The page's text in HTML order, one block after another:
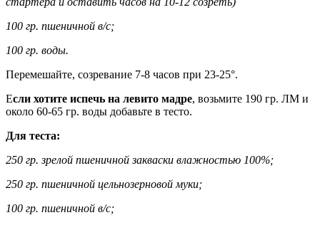
100 гр. пшеничной в/с;
100 гр. воды.
Перемешайте, созревание 7-8 часов при 23-25°.
Если хотите испечь на левито мадре, возьмите 190 гр. ЛМ и
около 60-65 гр. воды добавьте в тесто.
Для теста:
250 гр. зрелой пшеничной закваски влажностью 100%;
250 гр. пшеничной цельнозерновой муки;
100 гр. пшеничной в/с;